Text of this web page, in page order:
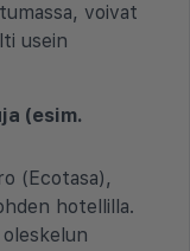
voivat
usein
(esim.
(Ecotasa),
hotellilla.